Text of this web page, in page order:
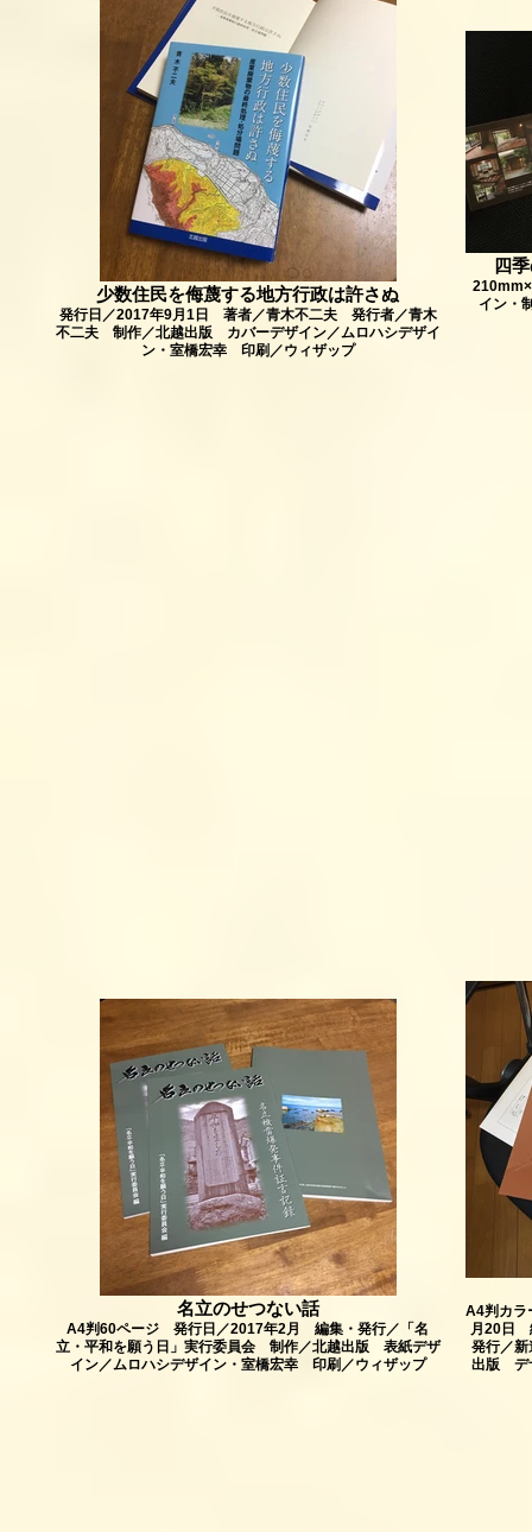
少数住民を侮蔑する地方行政は許さぬ
発行日／2017年9月1日 著者／青木不二夫 発行者／青木
不二夫 制作／北越出版 カバーデザイン／ムロハシデザイ
ン・室橋宏幸 印刷／ウィザップ
四
イン・
名立のせつない話
A4判60ページ 発行日／2017年2月 編集・発行／「名
立・平和を願う日」実行委員会 制作／北越出版 表紙デザ
イン／ムロハシデザイン・室橋宏幸 印刷／ウィザップ
A4判カ
月20日
発行／
出版 デ